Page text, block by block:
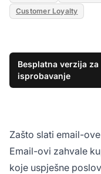
Customer Loyalty
Besplatna verzija za
isprobavanje
Zašto slati email-
Email-ovi zahvale
koje uspješne